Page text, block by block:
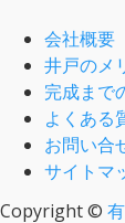
会社概要
井戸のメ
完成まで
よくある
お問い合
サイトマ
Copyright ©